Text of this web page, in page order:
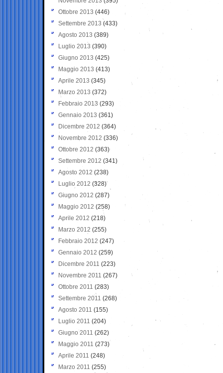
Ottobre 2013 (446)
Settembre 2013 (433)
Agosto 2013 (389)
Luglio 2013 (390)
Giugno 2013 (425)
Maggio 2013 (413)
Aprile 2013 (345)
Marzo 2013 (372)
Febbraio 2013 (293)
Gennaio 2013 (361)
Dicembre 2012 (364)
Novembre 2012 (336)
Ottobre 2012 (363)
Settembre 2012 (341)
Agosto 2012 (238)
Luglio 2012 (328)
Giugno 2012 (287)
Maggio 2012 (258)
Aprile 2012 (218)
Marzo 2012 (255)
Febbraio 2012 (247)
Gennaio 2012 (259)
Dicembre 2011 (223)
Novembre 2011 (267)
Ottobre 2011 (283)
Settembre 2011 (268)
Agosto 2011 (155)
Luglio 2011 (204)
Giugno 2011 (262)
Maggio 2011 (273)
Aprile 2011 (248)
Marzo 2011 (255)